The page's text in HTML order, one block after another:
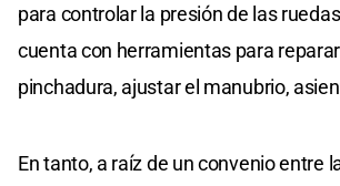
para controlar la presión de las
cuenta con herramientas para
pinchadura, ajustar el manubrio,
En tanto, a raíz de un convenio entre